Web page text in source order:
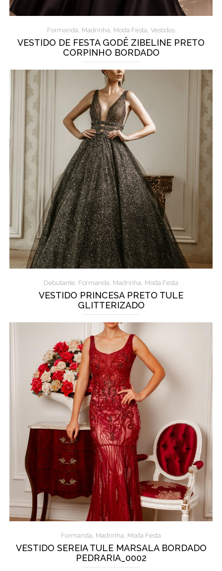
Formanda, Madrinha, Moda Festa, Vestidos
VESTIDO DE FESTA GODÊ ZIBELINE PRETO
CORPINHO BORDADO
Debutante, Formanda, Madrinha, Moda Festa
VESTIDO PRINCESA PRETO TULE
GLITTERIZADO
Formanda, Madrinha, Moda Festa
VESTIDO SEREIA TULE MARSALA BORDADO
PEDRARIA_0002